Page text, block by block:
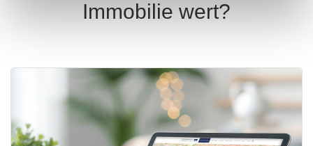
Immobilie wert?